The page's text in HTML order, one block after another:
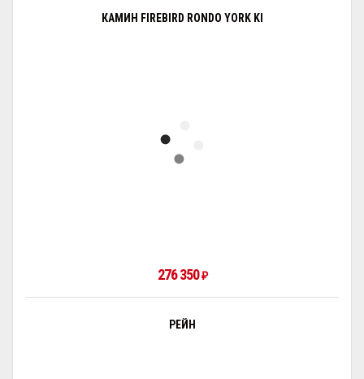
КАМИН FIREBIRD RONDO YORK KI
276 350₽
РЕЙН